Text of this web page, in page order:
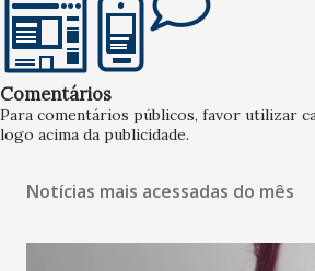
Comentários
Para comentários públicos, favor utilizar
logo acima da publicidade.
Notícias mais acessadas do mês